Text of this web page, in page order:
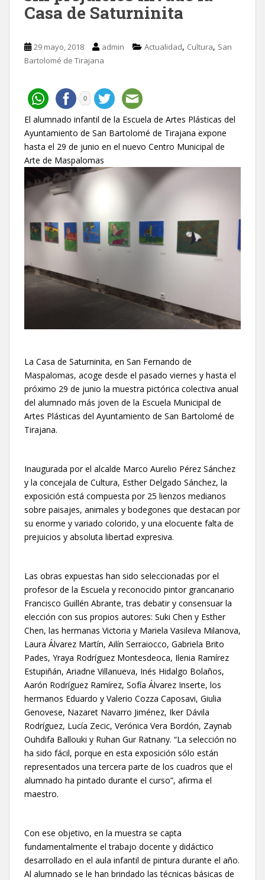
Casa de Saturninita
29 mayo, 2018 admin Actualidad, Cultura, San
Bartolomé de Tirajana
0
El alumnado infantil de la Escuela de Artes Plásticas del
Ayuntamiento de San Bartolomé de Tirajana expone
hasta el 29 de junio en el nuevo Centro Municipal de
Arte de Maspalomas
La Casa de Saturninita, en San Fernando de
Maspalomas, acoge desde el pasado viernes y hasta el
próximo 29 de junio la muestra pictórica colectiva anual
del alumnado más joven de la Escuela Municipal de
Artes Plásticas del Ayuntamiento de San Bartolomé de
Tirajana.
Inaugurada por el alcalde Marco Aurelio Pérez Sánchez
y la concejala de Cultura, Esther Delgado Sánchez, la
exposición está compuesta por 25 lienzos medianos
sobre paisajes, animales y bodegones que destacan por
su enorme y variado colorido, y una elocuente falta de
prejuicios y absoluta libertad expresiva.
Las obras expuestas han sido seleccionadas por el
profesor de la Escuela y reconocido pintor grancanario
Francisco Guillén Abrante, tras debatir y consensuar la
elección con sus propios autores: Suki Chen y Esther
Chen, las hermanas Victoria y Mariela Vasileva Milanova,
Laura Álvarez Martín, Ailín Serraiocco, Gabriela Brito
Pades, Yraya Rodríguez Montesdeoca, Ilenia Ramírez
Estupiñán, Ariadne Villanueva, Inés Hidalgo Bolaños,
Aarón Rodríguez Ramírez, Sofía Álvarez Inserte, los
hermanos Eduardo y Valerio Cozza Caposavi, Giulia
Genovese, Nazaret Navarro Jiménez, Iker Dávila
Rodríguez, Lucía Zecic, Verónica Vera Bordón, Zaynab
Ouhdifa Ballouki y Ruhan Gur Ratnany. “La selección no
ha sido fácil, porque en esta exposición sólo están
representados una tercera parte de los cuadros que el
alumnado ha pintado durante el curso”, afirma el
maestro.
Con ese objetivo, en la muestra se capta
fundamentalmente el trabajo docente y didáctico
desarrollado en el aula infantil de pintura durante el año.
Al alumnado se le han brindado las técnicas básicas de